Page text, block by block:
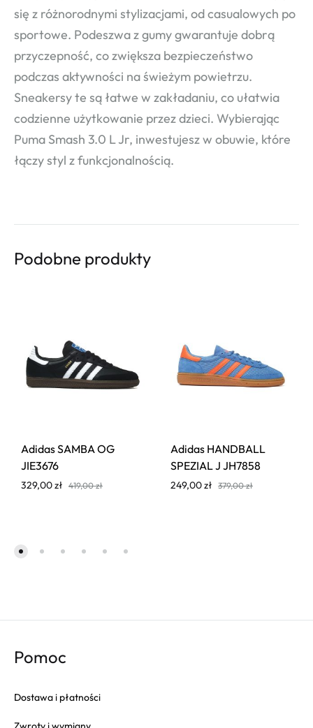
się z różnorodnymi stylizacjami, od casualowych po
sportowe. Podeszwa z gumy gwarantuje dobrą
przyczepność, co zwiększa bezpieczeństwo
podczas aktywności na świeżym powietrzu.
Sneakersy te są łatwe w zakładaniu, co ułatwia
codzienne użytkowanie przez dzieci. Wybierając
Puma Smash 3.0 L Jr, inwestujesz w obuwie, które
łączy styl z funkcjonalnością.
Podobne produkty
Adidas SAMBA OG
JIE3676
329,00zł 419,00zł
Adidas HANDBALL
SPEZIAL J JH7858
249,00zł 379,00zł
Pomoc
Dostawa i płatności